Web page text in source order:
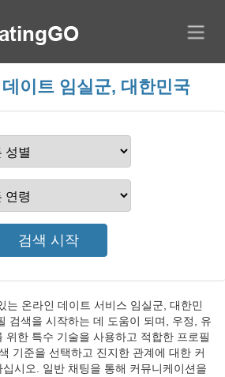
이트 임실군, 대한민국
는 온라인 데이트 서비스 임실군, 대한민
검색을 시작하는 데 도움이 되며, 우정, 유
위한 특수 기술을 사용하고 적합한 프로필
기준을 선택하고 진지한 관계에 대한 커
시오. 일반 채팅을 통해 커뮤니케이션을